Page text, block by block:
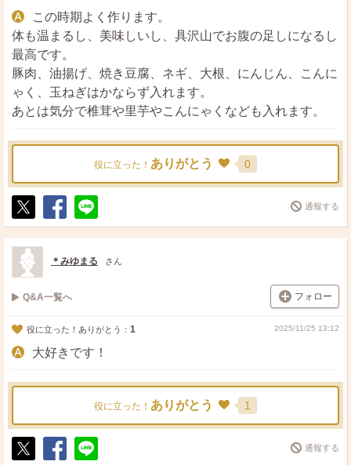
この時期よく作ります。
体も温まるし、美味しいし、具沢山でお腹の足しになるし
最高です。
豚肉、油揚げ、焼き豆腐、ネギ、大根、にんじん、こんに
ゃく、玉ねぎはかならず入れます。
あとは気分で椎茸や里芋やこんにゃくなども入れます。
役に立った！ ありがとう 0
ポ
ス
ト
シ
ェ
送
る
通報する
＊みゆまる さん
Q&A一覧へ フォロー
役に立った！ありがとう： 1 2025/11/25 13:12
大好きです！
役に立った！ ありがとう 1
通報する